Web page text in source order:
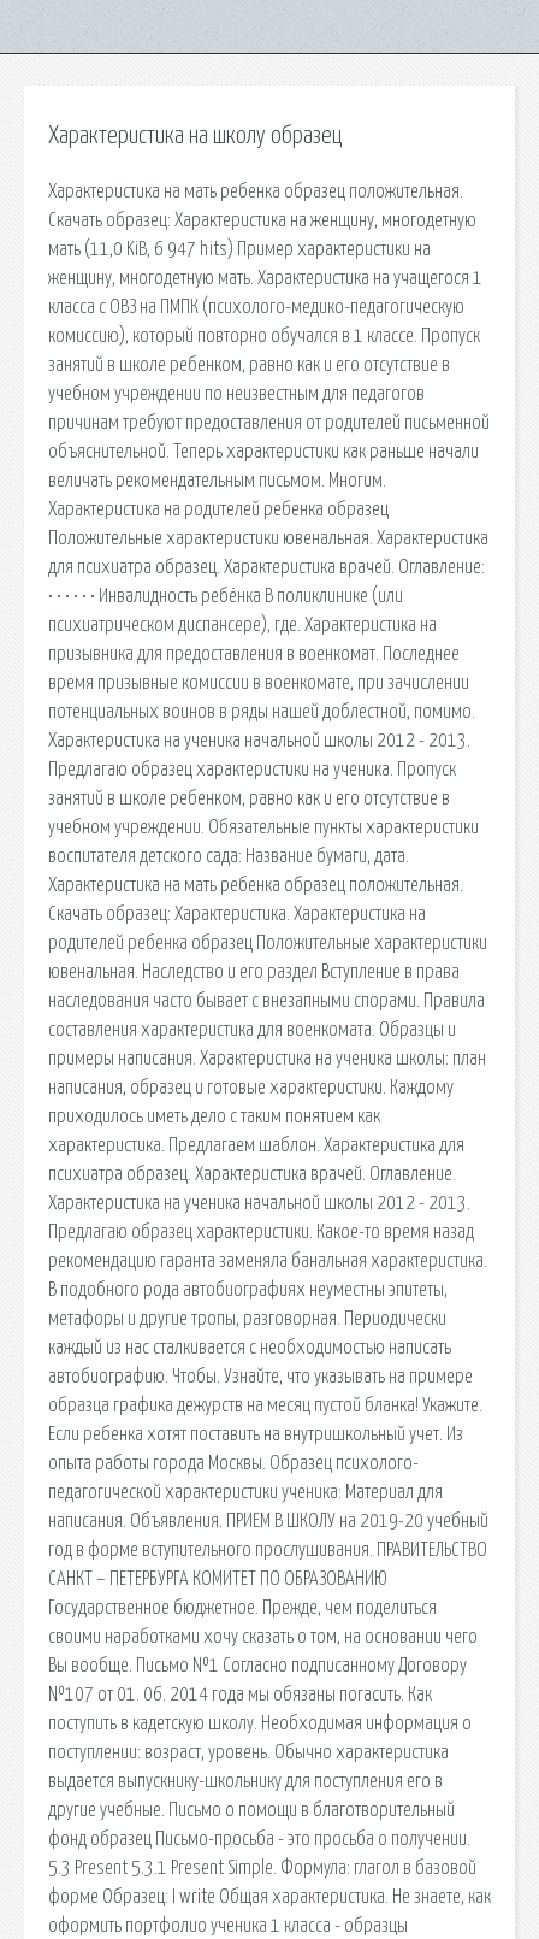
Характеристика на школу образец
Характеристика на мать ребенка образец положительная.
Скачать образец: Характеристика на женщину, многодетную
мать (11,0 KiB, 6 947 hits) Пример характеристики на
женщину, многодетную мать. Характеристика на учащегося 1
класса с ОВЗ на ПМПК (психолого-медико-педагогическую
комиссию), который повторно обучался в 1 классе. Пропуск
занятий в школе ребенком, равно как и его отсутствие в
учебном учреждении по неизвестным для педагогов
причинам требуют предоставления от родителей письменной
объяснительной. Теперь характеристики как раньше начали
величать рекомендательным письмом. Многим.
Характеристика на родителей ребенка образец
Положительные характеристики ювенальная. Характеристика
для психиатра образец. Характеристика врачей. Оглавление:
• • • • • • Инвалидность ребёнка В поликлинике (или
психиатрическом диспансере), где. Характеристика на
призывника для предоставления в военкомат. Последнее
время призывные комиссии в военкомате, при зачислении
потенциальных воинов в ряды нашей доблестной, помимо.
Характеристика на ученика начальной школы 2012 - 2013.
Предлагаю образец характеристики на ученика. Пропуск
занятий в школе ребенком, равно как и его отсутствие в
учебном учреждении. Обязательные пункты характеристики
воспитателя детского сада: Название бумаги, дата.
Характеристика на мать ребенка образец положительная.
Скачать образец: Характеристика. Характеристика на
родителей ребенка образец Положительные характеристики
ювенальная. Наследство и его раздел Вступление в права
наследования часто бывает с внезапными спорами. Правила
составления характеристика для военкомата. Образцы и
примеры написания. Характеристика на ученика школы: план
написания, образец и готовые характеристики. Каждому
приходилось иметь дело с таким понятием как
характеристика. Предлагаем шаблон. Характеристика для
психиатра образец. Характеристика врачей. Оглавление.
Характеристика на ученика начальной школы 2012 - 2013.
Предлагаю образец характеристики. Какое-то время назад
рекомендацию гаранта заменяла банальная характеристика.
В подобного рода автобиографиях неуместны эпитеты,
метафоры и другие тропы, разговорная. Периодически
каждый из нас сталкивается с необходимостью написать
автобиографию. Чтобы. Узнайте, что указывать на примере
образца графика дежурств на месяц пустой бланка! Укажите.
Если ребенка хотят поставить на внутришкольный учет. Из
опыта работы города Москвы. Образец психолого-
педагогической характеристики ученика: Материал для
написания. Объявления. ПРИЕМ В ШКОЛУ на 2019-20 учебный
год в форме вступительного прослушивания. ПРАВИТЕЛЬСТВО
САНКТ – ПЕТЕРБУРГА КОМИТЕТ ПО ОБРАЗОВАНИЮ
Государственное бюджетное. Прежде, чем поделиться
своими наработками хочу сказать о том, на основании чего
Вы вообще. Письмо №1 Согласно подписанному Договору
№107 от 01. 06. 2014 года мы обязаны погасить. Как
поступить в кадетскую школу. Необходимая информация о
поступлении: возраст, уровень. Обычно характеристика
выдается выпускнику-школьнику для поступления его в
другие учебные. Письмо о помощи в благотворительный
фонд образец Письмо-просьба - это просьба о получении.
5.3 Present 5.3.1 Present Simple. Формула: глагол в базовой
форме Образец: I write Общая характеристика. Не знаете, как
оформить портфолио ученика 1 класса - образцы